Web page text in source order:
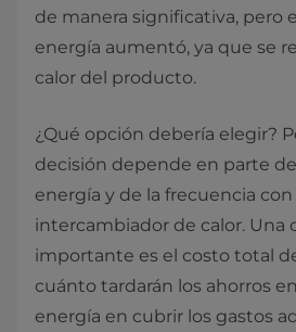
de manera significativa, pero
energía aumentó, ya que se
calor del producto.
¿Qué opción debería elegir?
decisión depende en parte
energía y de la frecuencia
intercambiador de calor. Una
importante es el costo total
cuánto tardarán los ahorros
energía en cubrir los gastos